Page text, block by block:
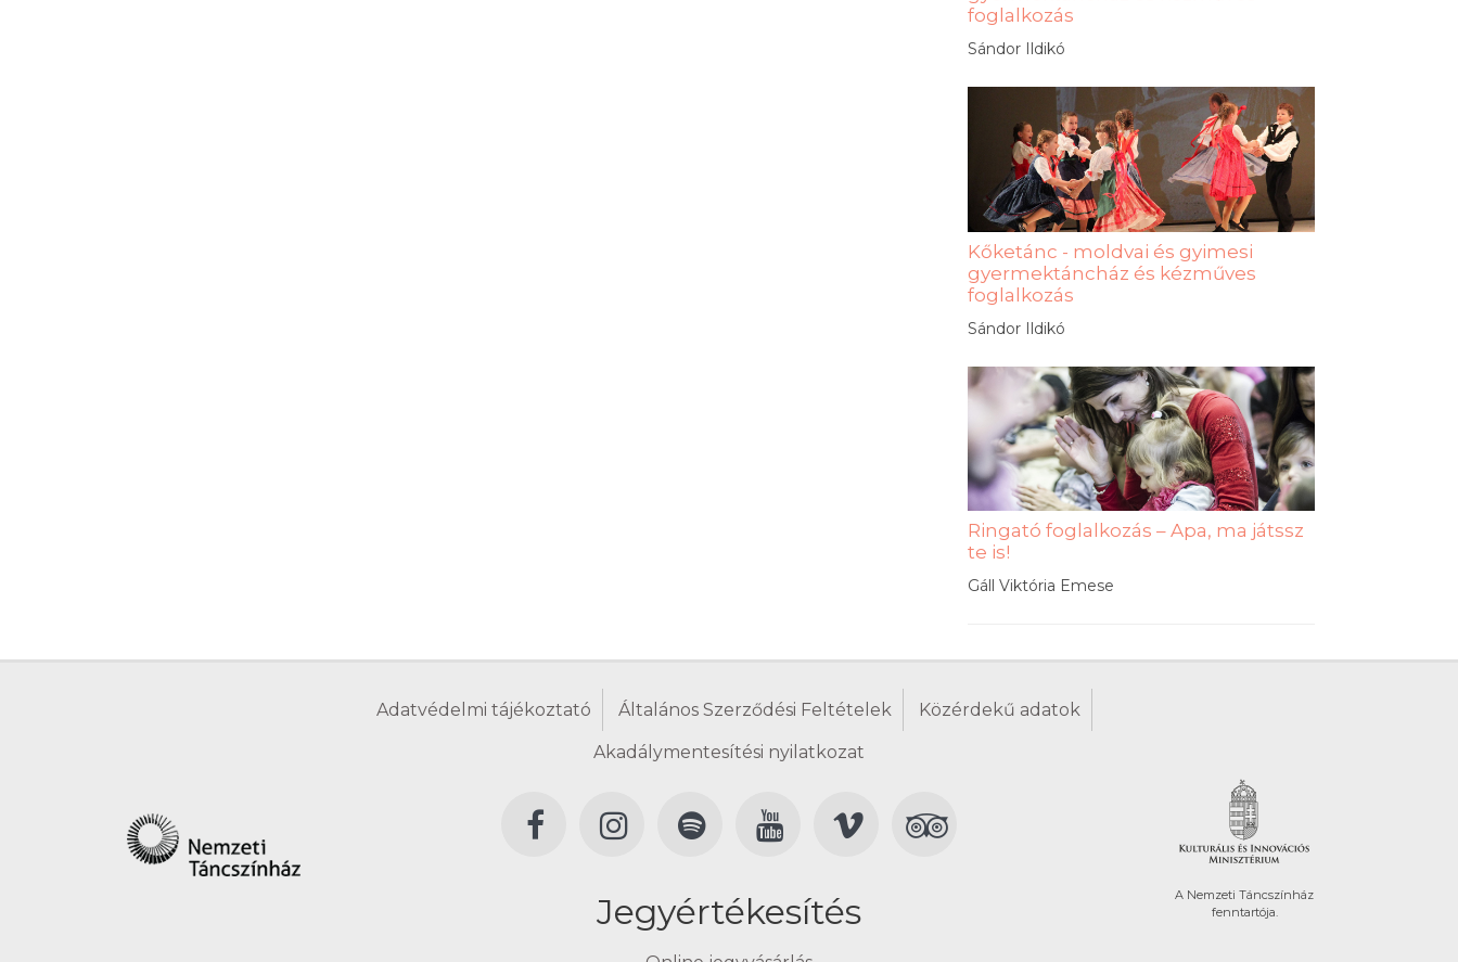
foglalkozás
Sándor Ildikó
Kőketánc - moldvai és gyimesi
gyermektáncház és kézműves
foglalkozás
Sándor Ildikó
Ringató foglalkozás – Apa, ma játssz
te is!
Gáll Viktória Emese
Adatvédelmi tájékoztató Általános Szerződési Feltételek Közérdekű adatok
Akadálymentesítési nyilatkozat
Jegyértékesítés
A Nemzeti Táncszínház
fenntartója.